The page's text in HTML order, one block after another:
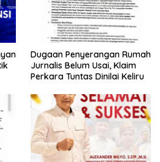
Dugaan Penyerangan Rumah
Jurnalis Belum Usai, Klaim
Perkara Tuntas Dinilai Keliru